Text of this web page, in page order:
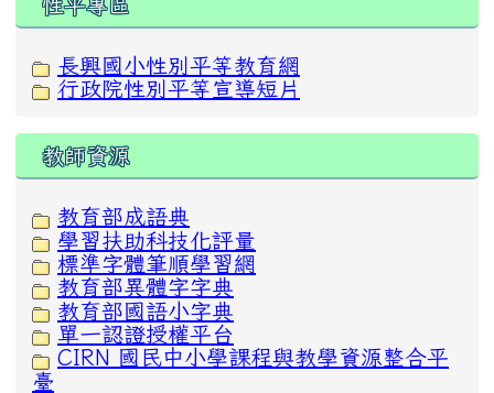
長興國小性別平等教育網
行政院性別平等宣導短片
教師資源
教育部成語典
學習扶助科技化評量
標準字體筆順學習網
教育部異體字字典
教育部國語小字典
單一認證授權平台
CIRN 國民中小學課程與教學資源整合平
臺